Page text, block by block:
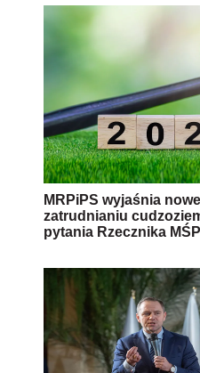
MRPiPS wyjaśnia
zatrudnianiu
pytania Rzecznika